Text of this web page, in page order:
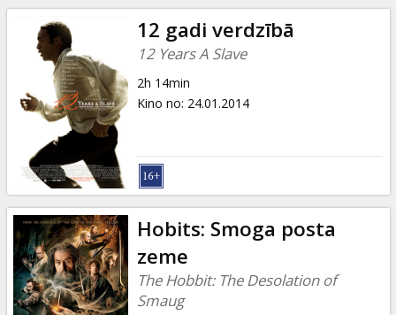
12 gadi verdzībā
12 Years A Slave
2h 14min
Kino no: 24.01.2014
Hobits: Smoga posta
zeme
The Hobbit: The Desolation of
Smaug